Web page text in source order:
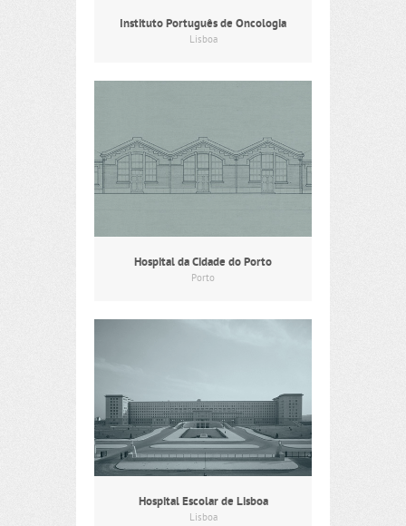
Instituto Português de Oncologia
Lisboa
Hospital da Cidade do Porto
Porto
Hospital Escolar de Lisboa
Lisboa